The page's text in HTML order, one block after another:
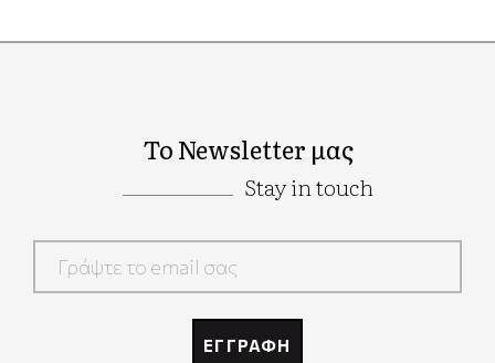
Το Newsletter μας
Stay in touch
ΕΓΓΡΑΦΗ